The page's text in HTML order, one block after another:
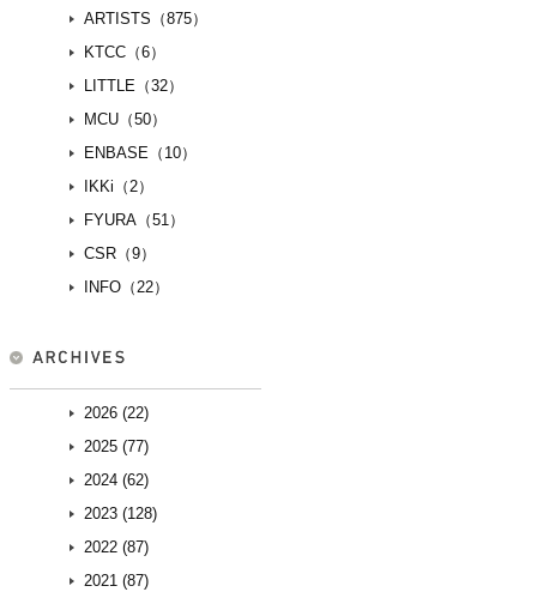
ARTISTS（875）
KTCC（6）
LITTLE（32）
MCU（50）
ENBASE（10）
IKKi（2）
FYURA（51）
CSR（9）
INFO（22）
2026 (22)
2025 (77)
2024 (62)
2023 (128)
2022 (87)
2021 (87)